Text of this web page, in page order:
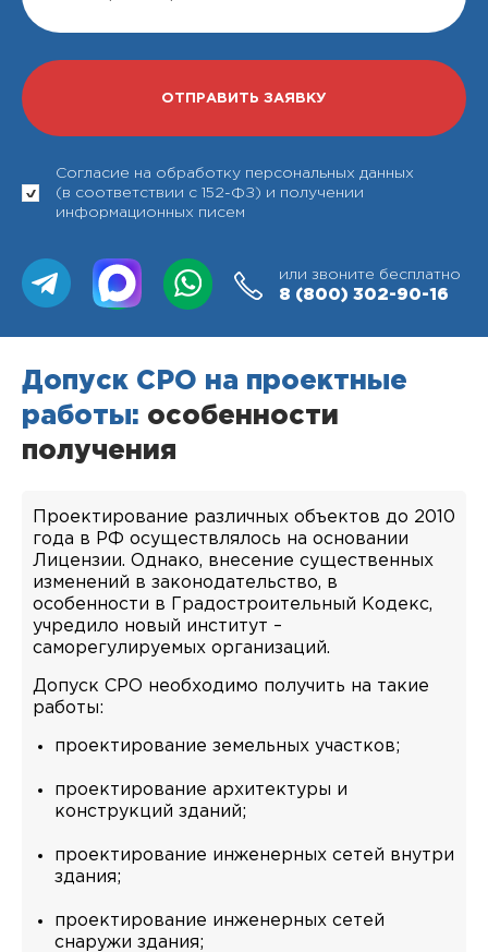
Согласие на обработку персональных данных
(в соответствии с 152-ФЗ) и получении
информационных писем
или звоните бесплатно
8 (800) 302-90-16
Допуск СРО на проектные
работы: особенности
получения
Проектирование различных объектов до 2010
года в РФ осуществлялось на основании
Лицензии. Однако, внесение существенных
изменений в законодательство, в
особенности в Градостроительный Кодекс,
учредило новый институт –
саморегулируемых организаций.
Допуск СРО необходимо получить на такие
работы:
проектирование земельных участков;
проектирование архитектуры и
конструкций зданий;
проектирование инженерных сетей внутри
здания;
проектирование инженерных сетей
снаружи здания;